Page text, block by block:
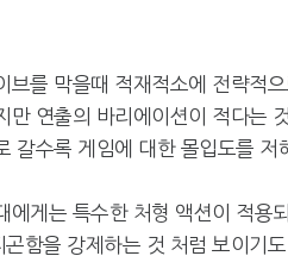
브를 막을때 적재적소에 전략적
만 연출의 바리에이션이 적다는
갈수록 게임에 대한 몰입도를 저
에게는 특수한 처형 액션이 적용
함을 강제하는 것 처럼 보이기도